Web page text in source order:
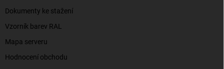
Dokumenty ke stažení
Vzorník barev RAL
Mapa serveru
Hodnocení obchodu